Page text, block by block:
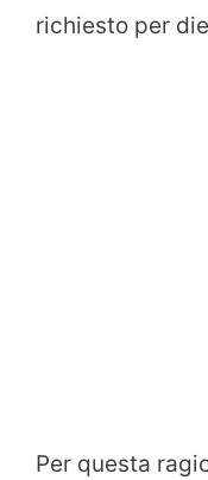
richiesto per
Per questa